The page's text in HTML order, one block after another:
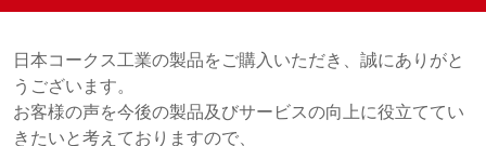
日本コークス工業の製品をご購入いただき、誠にありがと
うございます。
お客様の声を今後の製品及びサービスの向上に役立ててい
きたいと考えておりますので、